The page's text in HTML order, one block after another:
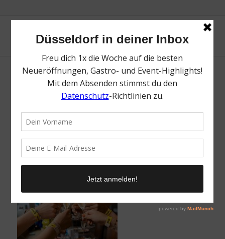
Moveat Germany Premiere | Mr. Düsseldorf